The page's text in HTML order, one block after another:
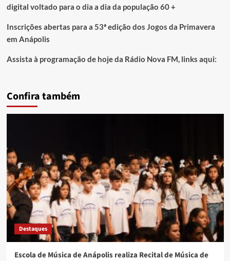
digital voltado para o dia a dia da população 60 +
Inscrições abertas para a 53ª edição dos Jogos da Primavera
em Anápolis
Assista à programação de hoje da Rádio Nova FM, links aqui:
Confira também
Destaques
Escola de Música de Anápolis realiza Recital de Música de